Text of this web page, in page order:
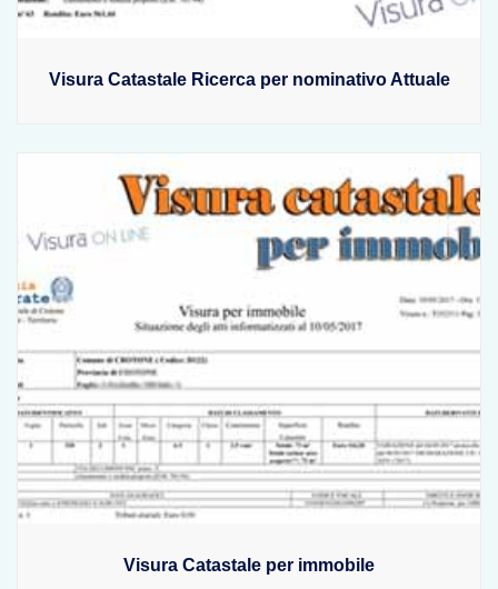
Visura Catastale Ricerca per nominativo Attuale
Visura Catastale per immobile